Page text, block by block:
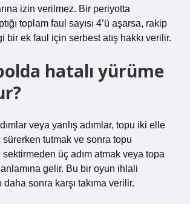
izin verilmez. Bir periyotta
toplam faul sayısı 4’ü aşarsa, rakip
bir ek faul için serbest atış hakkı verilir.
hatalı yürüme
veya yanlış adımlar, topu iki elle
tutmak ve sonra topu
üç adım atmak veya topa
gelir. Bu bir oyun ihlali
sonra karşı takıma verilir.